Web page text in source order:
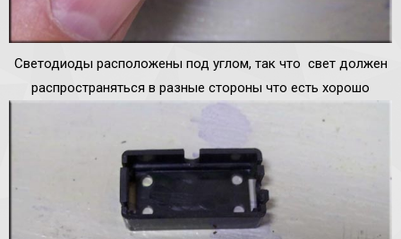
Светодиоды расположены под углом, так что свет должен
распространяться в разные стороны что есть хорошо